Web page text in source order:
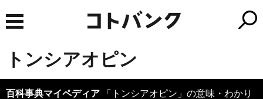
トンシアオピン
百科事典マイペディア 「トンシアオピン」の意味・わかり